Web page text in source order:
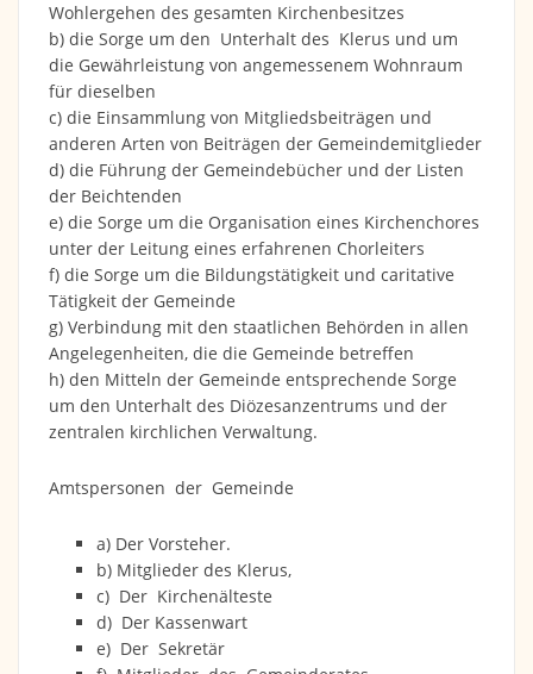
Wohlergehen des gesamten Kirchenbesitzes
b) die Sorge um den Unterhalt des Klerus und um
die Gewährleistung von angemessenem Wohnraum
für dieselben
c) die Einsammlung von Mitgliedsbeiträgen und
anderen Arten von Beiträgen der Gemeindemitglieder
d) die Führung der Gemeindebücher und der Listen
der Beichtenden
e) die Sorge um die Organisation eines Kirchenchores
unter der Leitung eines erfahrenen Chorleiters
f) die Sorge um die Bildungstätigkeit und caritative
Tätigkeit der Gemeinde
g) Verbindung mit den staatlichen Behörden in allen
Angelegenheiten, die die Gemeinde betreffen
h) den Mitteln der Gemeinde entsprechende Sorge
um den Unterhalt des Diözesanzentrums und der
zentralen kirchlichen Verwaltung.
Amtspersonen der Gemeinde
a) Der Vorsteher.
b) Mitglieder des Klerus,
c) Der Kirchenälteste
d) Der Kassenwart
e) Der Sekretär